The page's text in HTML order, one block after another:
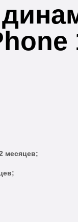
месяцев;